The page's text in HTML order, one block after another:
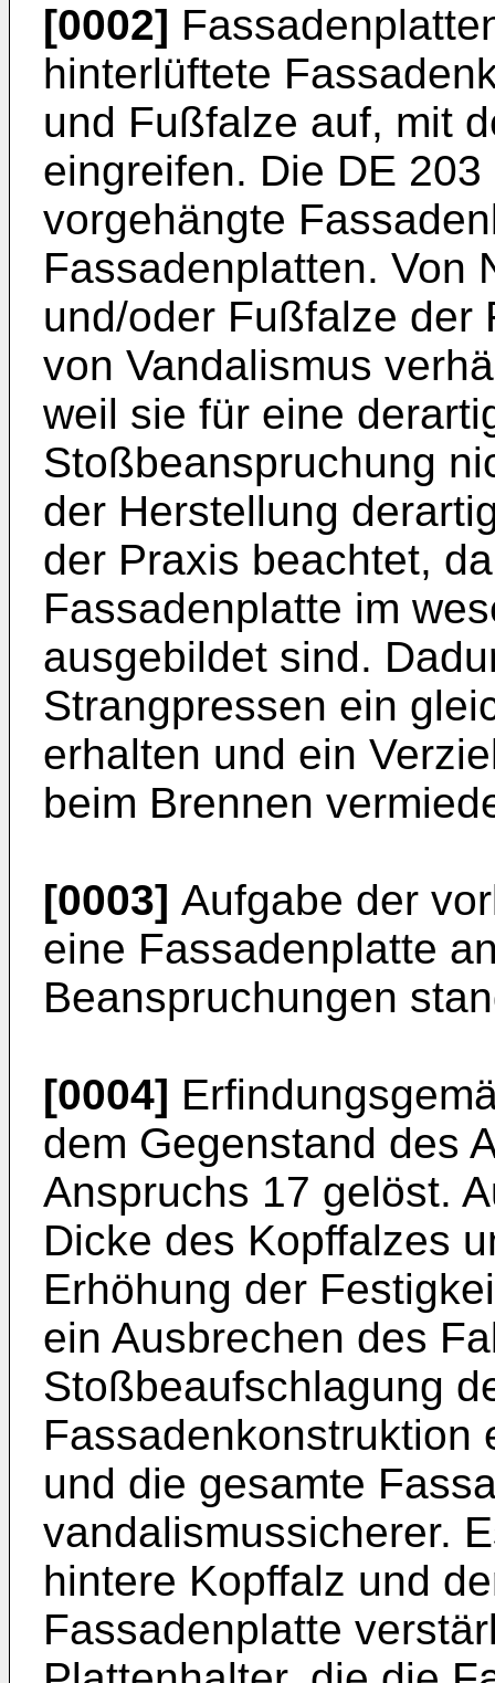
[0002]
hinterlüftete
und Fußfalze auf, mit
eingreifen. Die DE
vorgehängte
Fassadenplatten. Von
und/oder Fußfalze der
von Vandalismus
weil sie für eine
Stoßbeanspruchung
der Herstellung
der Praxis beachtet,
Fassadenplatte im
ausgebildet sind.
Strangpressen ein
erhalten und ein
beim Brennen
[0003] Aufgabe der
eine Fassadenplatte
Beanspruchungen
[0004]
dem Gegenstand des
Anspruchs 17 gelöst.
Dicke des Kopffalzes
Erhöhung der
ein Ausbrechen des
Stoßbeaufschlagung
Fassadenkonstruktion
und die gesamte
vandalismussicherer.
hintere Kopffalz und
Fassadenplatte